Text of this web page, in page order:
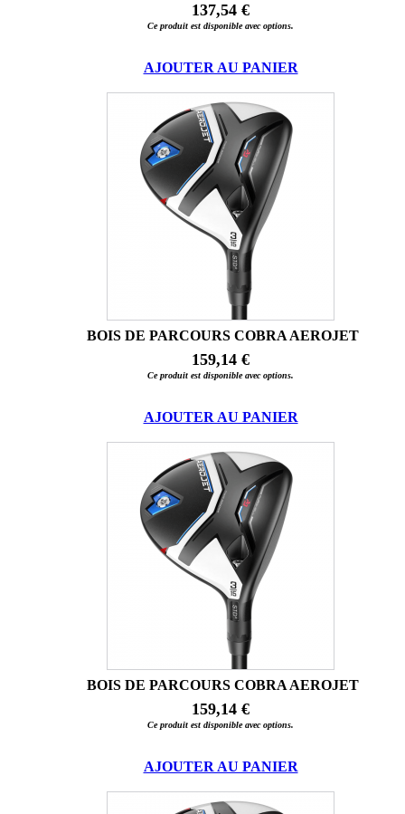
137,54 €
Ce produit est disponible avec options.
AJOUTER AU PANIER
BOIS DE PARCOURS COBRA AEROJET
159,14 €
Ce produit est disponible avec options.
AJOUTER AU PANIER
BOIS DE PARCOURS COBRA AEROJET
159,14 €
Ce produit est disponible avec options.
AJOUTER AU PANIER